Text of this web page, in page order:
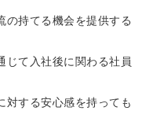
の持てる機会を提供する
じて入社後に関わる社員
対する安心感を持っても